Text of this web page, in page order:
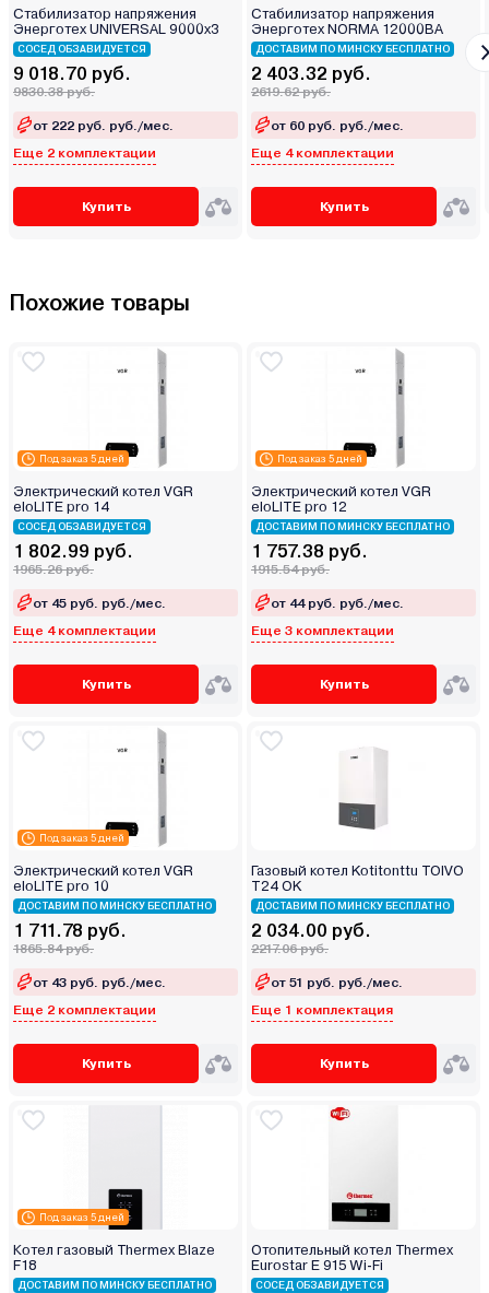
Стабилизатор напряжения
Энерготех UNIVERSAL 9000х3
СОСЕД ОБЗАВИДУЕТСЯ
9 018.70 руб.
9830.38 руб.
от 222 руб. руб./мес.
Еще 2 комплектации
Купить
Стабилизатор напряжения
Энерготех NORMA 12000ВА
ДОСТАВИМ ПО МИНСКУ БЕСПЛАТНО
2 403.32 руб.
2619.62 руб.
от 60 руб. руб./мес.
Еще 4 комплектации
Купить
Похожие товары
Под заказ 5 дней
Электрический котел VGR
eloLITE pro 14
СОСЕД ОБЗАВИДУЕТСЯ
1 802.99 руб.
1965.26 руб.
от 45 руб. руб./мес.
Еще 4 комплектации
Купить
Под заказ 5 дней
Электрический котел VGR
eloLITE pro 12
ДОСТАВИМ ПО МИНСКУ БЕСПЛАТНО
1 757.38 руб.
1915.54 руб.
от 44 руб. руб./мес.
Еще 3 комплектации
Купить
Под заказ 5 дней
Электрический котел VGR
eloLITE pro 10
ДОСТАВИМ ПО МИНСКУ БЕСПЛАТНО
1 711.78 руб.
1865.84 руб.
от 43 руб. руб./мес.
Еще 2 комплектации
Купить
Газовый котел Kotitonttu TOIVO
T24 OK
ДОСТАВИМ ПО МИНСКУ БЕСПЛАТНО
2 034.00 руб.
2217.06 руб.
от 51 руб. руб./мес.
Еще 1 комплектация
Купить
Под заказ 5 дней
Котел газовый Thermex Blaze
F18
ДОСТАВИМ ПО МИНСКУ БЕСПЛАТНО
Отопительный котел Thermex
Eurostar E 915 Wi-Fi
СОСЕД ОБЗАВИДУЕТСЯ